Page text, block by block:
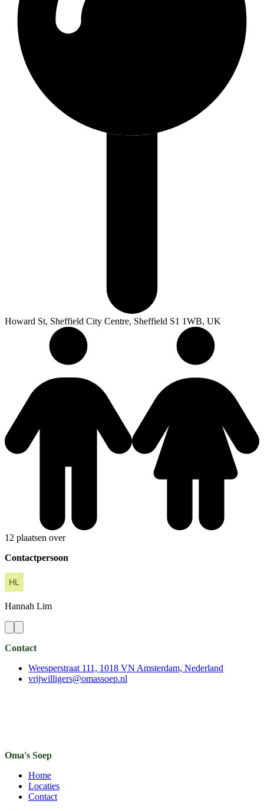
Howard St, Sheffield City Centre, Sheffield S1 1WB, UK
12 plaatsen over
Contactpersoon
Hannah Lim
Contact
Weesperstraat 111, 1018 VN Amsterdam, Nederland
vrijwilligers@omassoep.nl
Oma's Soep
Home
Locaties
Contact